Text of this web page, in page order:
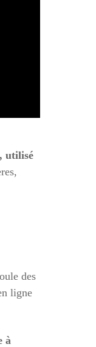
utilisé
des
ligne
à